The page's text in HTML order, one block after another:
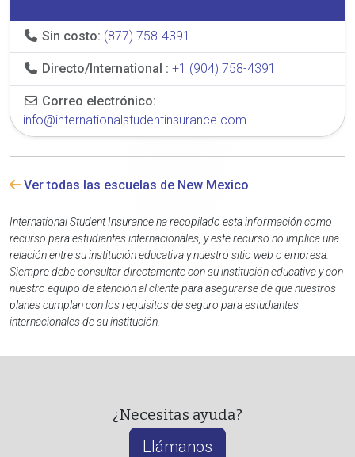
Sin costo: (877) 758-4391
Directo/International : +1 (904) 758-4391
Correo electrónico:
info@internationalstudentinsurance.com
Ver todas las escuelas de New Mexico
International Student Insurance ha recopilado esta información como
recurso para estudiantes internacionales, y este recurso no implica una
relación entre su institución educativa y nuestro sitio web o empresa.
Siempre debe consultar directamente con su institución educativa y con
nuestro equipo de atención al cliente para asegurarse de que nuestros
planes cumplan con los requisitos de seguro para estudiantes
internacionales de su institución.
¿Necesitas ayuda?
Llámanos